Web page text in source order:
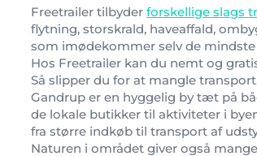
Freetrailer tilbyder forskellige slags
flytning, storskrald, haveaffald,
som imødekommer selv de mindste
Hos Freetrailer kan du nemt og
Så slipper du for at mangle
Gandrup er en hyggelig by tæt på
de lokale butikker til aktiviteter i
fra større indkøb til transport af
Naturen i området giver også